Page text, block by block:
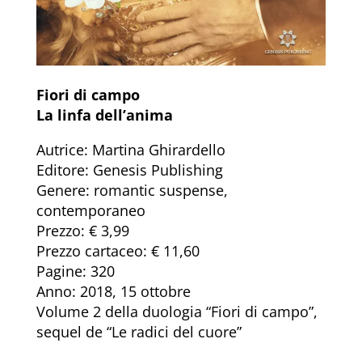
Fiori di campo
La linfa dell’anima
Autrice: Martina Ghirardello
Editore: Genesis Publishing
Genere: romantic suspense,
contemporaneo
Prezzo: € 3,99
Prezzo cartaceo: € 11,60
Pagine: 320
Anno: 2018, 15 ottobre
Volume 2 della duologia “Fiori di campo”,
sequel de “Le radici del cuore”